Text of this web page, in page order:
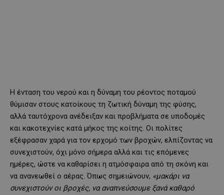
Η ένταση του νερού και η δύναμη του ρέοντος ποταμού
θύμισαν στους κατοίκους τη ζωτική δύναμη της φύσης,
αλλά ταυτόχρονα ανέδειξαν και προβλήματα σε υποδομές
και κακοτεχνίες κατά μήκος της κοίτης. Οι πολίτες
εξέφρασαν χαρά για τον ερχομό των βροχών, ελπίζοντας να
συνεχιστούν, όχι μόνο σήμερα αλλά και τις επόμενες
ημέρες, ώστε να καθαρίσει η ατμόσφαιρα από τη σκόνη και
να ανανεωθεί ο αέρας. Όπως σημειώνουν, «μακάρι να
συνεχιστούν οι βροχές, να αναπνεύσουμε ξανά καθαρό